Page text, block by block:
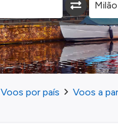
Voos por país Voos a